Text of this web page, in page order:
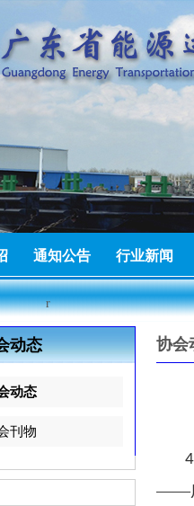
通知公告 行业新闻
热烈祝贺广东燃力新能源
热烈祝贺佛山市索固五金
r
热烈祝贺广州市泰丽贸易
r
热烈祝贺深圳市路易思哲
动态
动态
刊物
协会
4
——